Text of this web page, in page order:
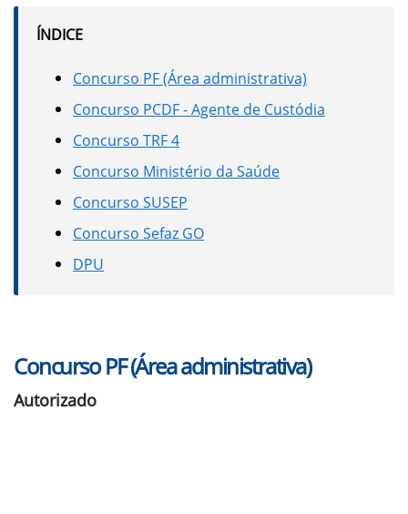
ÍNDICE
Concurso PF (Área administrativa)
Concurso PCDF - Agente de Custódia
Concurso TRF 4
Concurso Ministério da Saúde
Concurso SUSEP
Concurso Sefaz GO
DPU
Concurso PF (Área administrativa)
Autorizado